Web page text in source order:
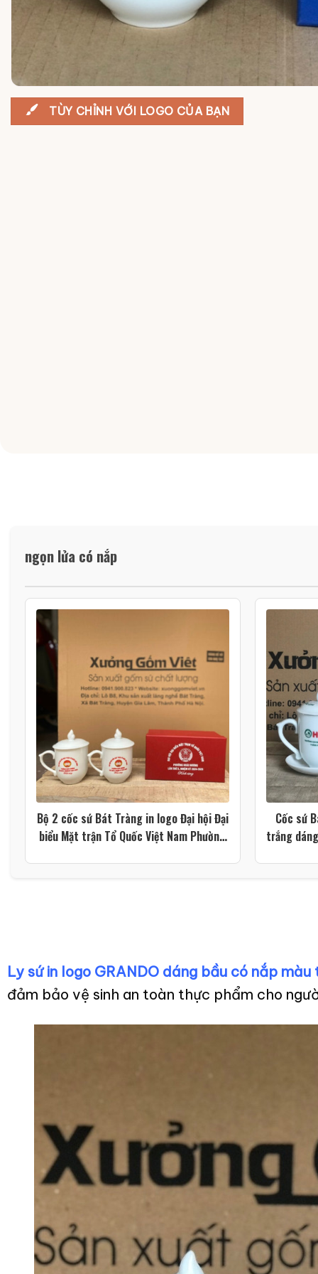
TÙY CHỈNH VỚI LOGO CỦA BẠN
ngọn lửa có nắp
Bộ 2 cốc sứ Bát Tràng in logo Đại hội Đại
biểu Mặt trận Tổ Quốc Việt Nam Phường
Cốc sứ
trắng
Ly sứ in logo GRANDO dáng bầu có nắp màu
đảm bảo vệ sinh an toàn thực phẩm cho